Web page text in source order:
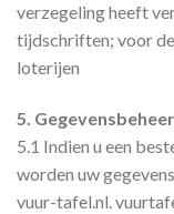
verzegeling heeft
tijdschriften; voor
loterijen
5. Gegevensbeheer
5.1 Indien u een
worden uw
vuur-tafel.nl.